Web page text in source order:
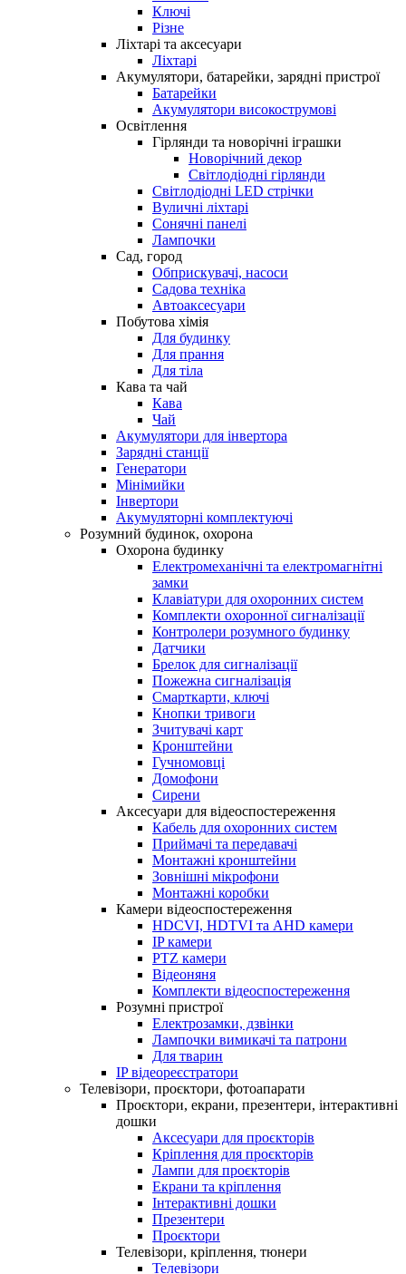
Ключі
Різне
Ліхтарі та аксесуари
Ліхтарі
Акумулятори, батарейки, зарядні пристрої
Батарейки
Акумулятори високострумові
Освітлення
Гірлянди та новорічні іграшки
Новорічний декор
Світлодіодні гірлянди
Світлодіодні LED стрічки
Вуличні ліхтарі
Сонячні панелі
Лампочки
Сад, город
Обприскувачі, насоси
Садова техніка
Автоаксесуари
Побутова хімія
Для будинку
Для прання
Для тіла
Кава та чай
Кава
Чай
Акумулятори для інвертора
Зарядні станції
Генератори
Мінімийки
Інвертори
Акумуляторні комплектуючі
Розумний будинок, охорона
Охорона будинку
Електромеханічні та електромагнітні
замки
Клавіатури для охоронних систем
Комплекти охоронної сигналізації
Контролери розумного будинку
Датчики
Брелок для сигналізації
Пожежна сигналізація
Смарткарти, ключі
Кнопки тривоги
Зчитувачі карт
Кронштейни
Гучномовці
Домофони
Сирени
Аксесуари для відеоспостереження
Кабель для охоронних систем
Приймачі та передавачі
Монтажні кронштейни
Зовнішні мікрофони
Монтажні коробки
Камери відеоспостереження
HDCVI, HDTVI та AHD камери
IP камери
PTZ камери
Відеоняня
Комплекти відеоспостереження
Розумні пристрої
Електрозамки, дзвінки
Лампочки вимикачі та патрони
Для тварин
IP відеореєстратори
Телевізори, проєктори, фотоапарати
Проєктори, екрани, презентери, інтерактивні
дошки
Аксесуари для проєкторів
Кріплення для проєкторів
Лампи для проєкторів
Екрани та кріплення
Інтерактивні дошки
Презентери
Проєктори
Телевізори, кріплення, тюнери
Телевізори